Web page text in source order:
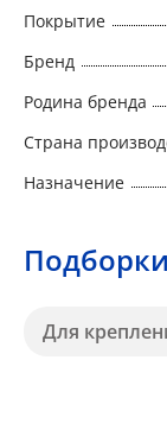
Покрытие
Бренд
Родина бренда
Страна
Назначение
Для